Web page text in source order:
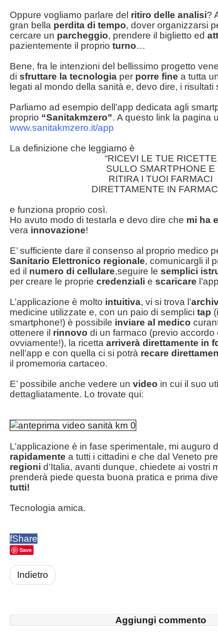
Oppure vogliamo parlare del ritiro delle analisi?
gran bella perdita di tempo, dover organizzarsi
cercare un parcheggio, prendere il biglietto ed
pazientemente il proprio turno…
Bene, fra le intenzioni del bellissimo progetto
di sfruttare la tecnologia per porre fine a tutta
legati al mondo della sanità e, devo dire, i
Parliamo ad esempio dell’app dedicata agli
proprio “Sanitakmzero”. A questo link la pagina
www.sanitakmzero.it/app
La definizione che leggiamo è
“RICEVI LE TUE RICETTE
SULLO SMARTPHONE E
RITIRA I TUOI FARMACI
DIRETTAMENTE IN
e funziona proprio così.
Ho avuto modo di testarla e devo dire che mi ha
vera innovazione!
E’ sufficiente dare il consenso al proprio medico
Sanitario Elettronico regionale, comunicargli il
ed il numero di cellulare,seguire le semplici
per creare le proprie credenziali e scaricare
L’applicazione è molto intuitiva, vi si trova l’
medicine utilizzate e, con un paio di semplici tap
smartphone!) è possibile inviare al medico
ottenere il rinnovo di un farmaco (previo accordo
ovviamente!), la ricetta arriverà direttamente in
nell’app e con quella ci si potrà recare
il promemoria cartaceo.
E’ possibile anche vedere un video in cui il suo
dettagliatamente. Lo trovate qui:
L’applicazione è in fase sperimentale, mi auguro
rapidamente a tutti i cittadini e che dal Veneto
regioni d’Italia, avanti dunque, chiedete ai vostri
prenderà piede questa buona pratica e prima
tutti!
Tecnologia amica.
fShare
Save
Indietro
Aggiungi commento